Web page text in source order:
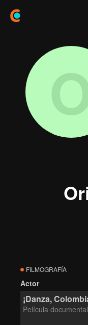
FILMOGRAFÍA
Actor
¡Danza,
Película